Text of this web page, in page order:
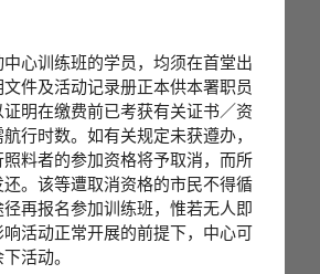
中心训练班的学员，均须在首堂出
件及活动记录册正本供本署职员
证明在缴费前已考获有关证书／资
行时数。如有关规定未获遵办，
料者的参加资格将予取消，而所
。该等遭取消资格的市民不得循
径再报名参加训练班，惟若无人即
活动正常开展的前提下，中心可
活动。